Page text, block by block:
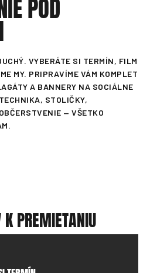
POD
VYBERÁTE SI TERMÍN, FILM
MY. PRIPRAVÍME VÁM KOMPLET
A BANNERY NA SOCIÁLNE
STOLIČKY,
— VŠETKO
PREMIETANIU